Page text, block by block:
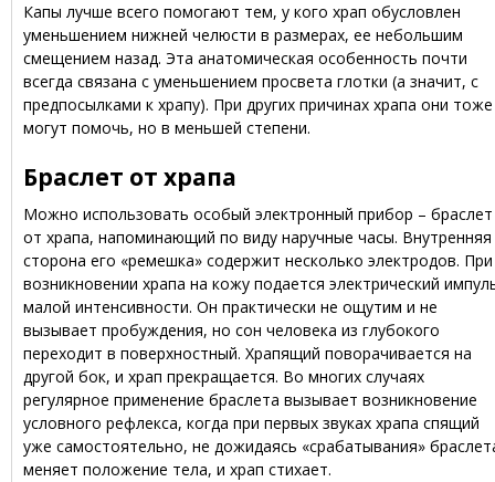
Капы лучше всего помогают тем, у кого храп обусловлен
уменьшением нижней челюсти в размерах, ее небольшим
смещением назад. Эта анатомическая особенность почти
всегда связана с уменьшением просвета глотки (а значит, с
предпосылками к храпу). При других причинах храпа они тоже
могут помочь, но в меньшей степени.
Браслет от храпа
Можно использовать особый электронный прибор – браслет
от храпа, напоминающий по виду наручные часы. Внутренняя
сторона его «ремешка» содержит несколько электродов. При
возникновении храпа на кожу подается электрический
малой интенсивности. Он практически не ощутим и не
вызывает пробуждения, но сон человека из глубокого
переходит в поверхностный. Храпящий поворачивается на
другой бок, и храп прекращается. Во многих случаях
регулярное применение браслета вызывает возникновение
условного рефлекса, когда при первых звуках храпа спящий
уже самостоятельно, не дожидаясь «срабатывания»
меняет положение тела, и храп стихает.